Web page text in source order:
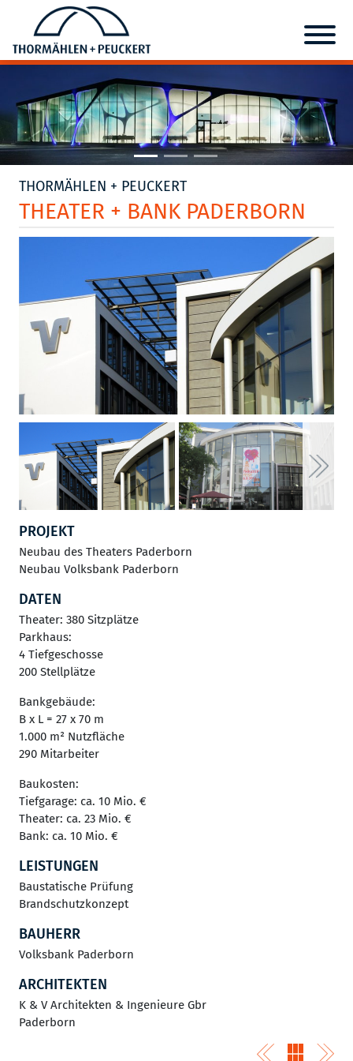
THORMÄHLEN + PEUCKERT
THEATER + BANK PADERBORN
PROJEKT
Neubau des Theaters Paderborn
Neubau Volksbank Paderborn
DATEN
Theater: 380 Sitzplätze
Parkhaus:
4 Tiefgeschosse
200 Stellplätze
Bankgebäude:
B x L = 27 x 70 m
1.000 m² Nutzfläche
290 Mitarbeiter
Baukosten:
Tiefgarage: ca. 10 Mio. €
Theater: ca. 23 Mio. €
Bank: ca. 10 Mio. €
LEISTUNGEN
Baustatische Prüfung
Brandschutzkonzept
BAUHERR
Volksbank Paderborn
ARCHITEKTEN
K & V Architekten & Ingenieure Gbr
Paderborn